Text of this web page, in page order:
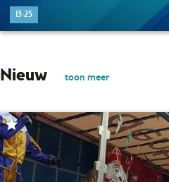
13:25
Nieuw toon meer